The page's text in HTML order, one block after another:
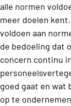
alle normen
meer doelen
voldoen aan
de bedoeling dat
concern continu
goed gaat en wat
op te